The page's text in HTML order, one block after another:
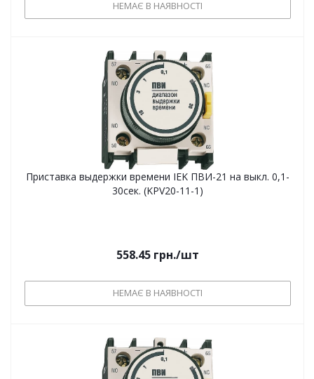
НЕМАЄ В НАЯВНОСТІ
Приставка выдержки времени IEK ПВИ-21 на выкл. 0,1-
30сек. (KPV20-11-1)
558.45 грн./шт
НЕМАЄ В НАЯВНОСТІ